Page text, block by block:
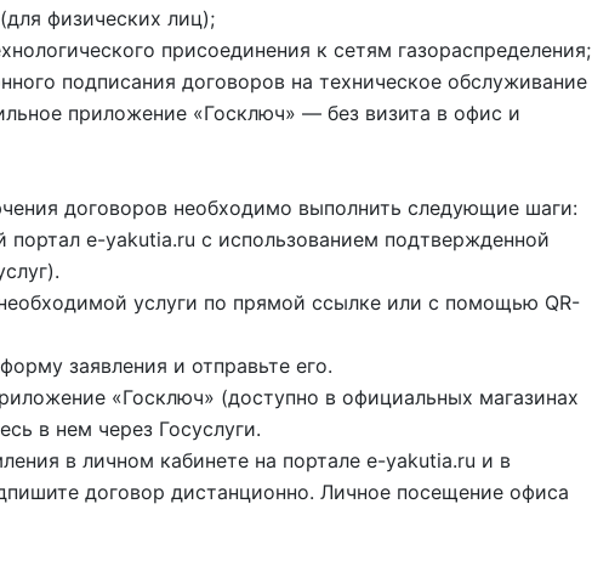
физических лиц);
присоединения к сетям газораспределения;
подписания договоров на техническое обслуживание
приложение «Госключ» — без визита в офис и
договоров необходимо выполнить следующие шаги:
портал e-yakutia.ru с использованием подтвержденной
услуги по прямой ссылке или с помощью QR-
заявления и отправьте его.
«Госключ» (доступно в официальных магазинах
в нем через Госуслуги.
в личном кабинете на портале e-yakutia.ru и в
договор дистанционно. Личное посещение офиса